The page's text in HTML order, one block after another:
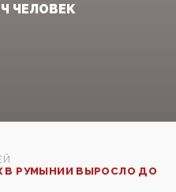
ЧЕЛОВЕК
В РУМЫНИИ ВЫРОСЛО ДО